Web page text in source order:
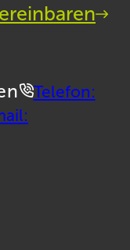
Telefon: